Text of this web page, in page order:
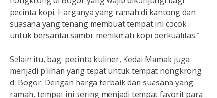
pecinta kopi. Harganya yang ramah di kantong dan
suasana yang tenang membuat tempat ini cocok
untuk bersantai sambil menikmati kopi berkualitas.”
Selain itu, bagi pecinta kuliner, Kedai Mamak juga
menjadi pilihan yang tepat untuk tempat nongkrong
di Bogor. Dengan harga terbaik dan suasana yang
ramah, tempat ini sering menjadi tempat favorit para